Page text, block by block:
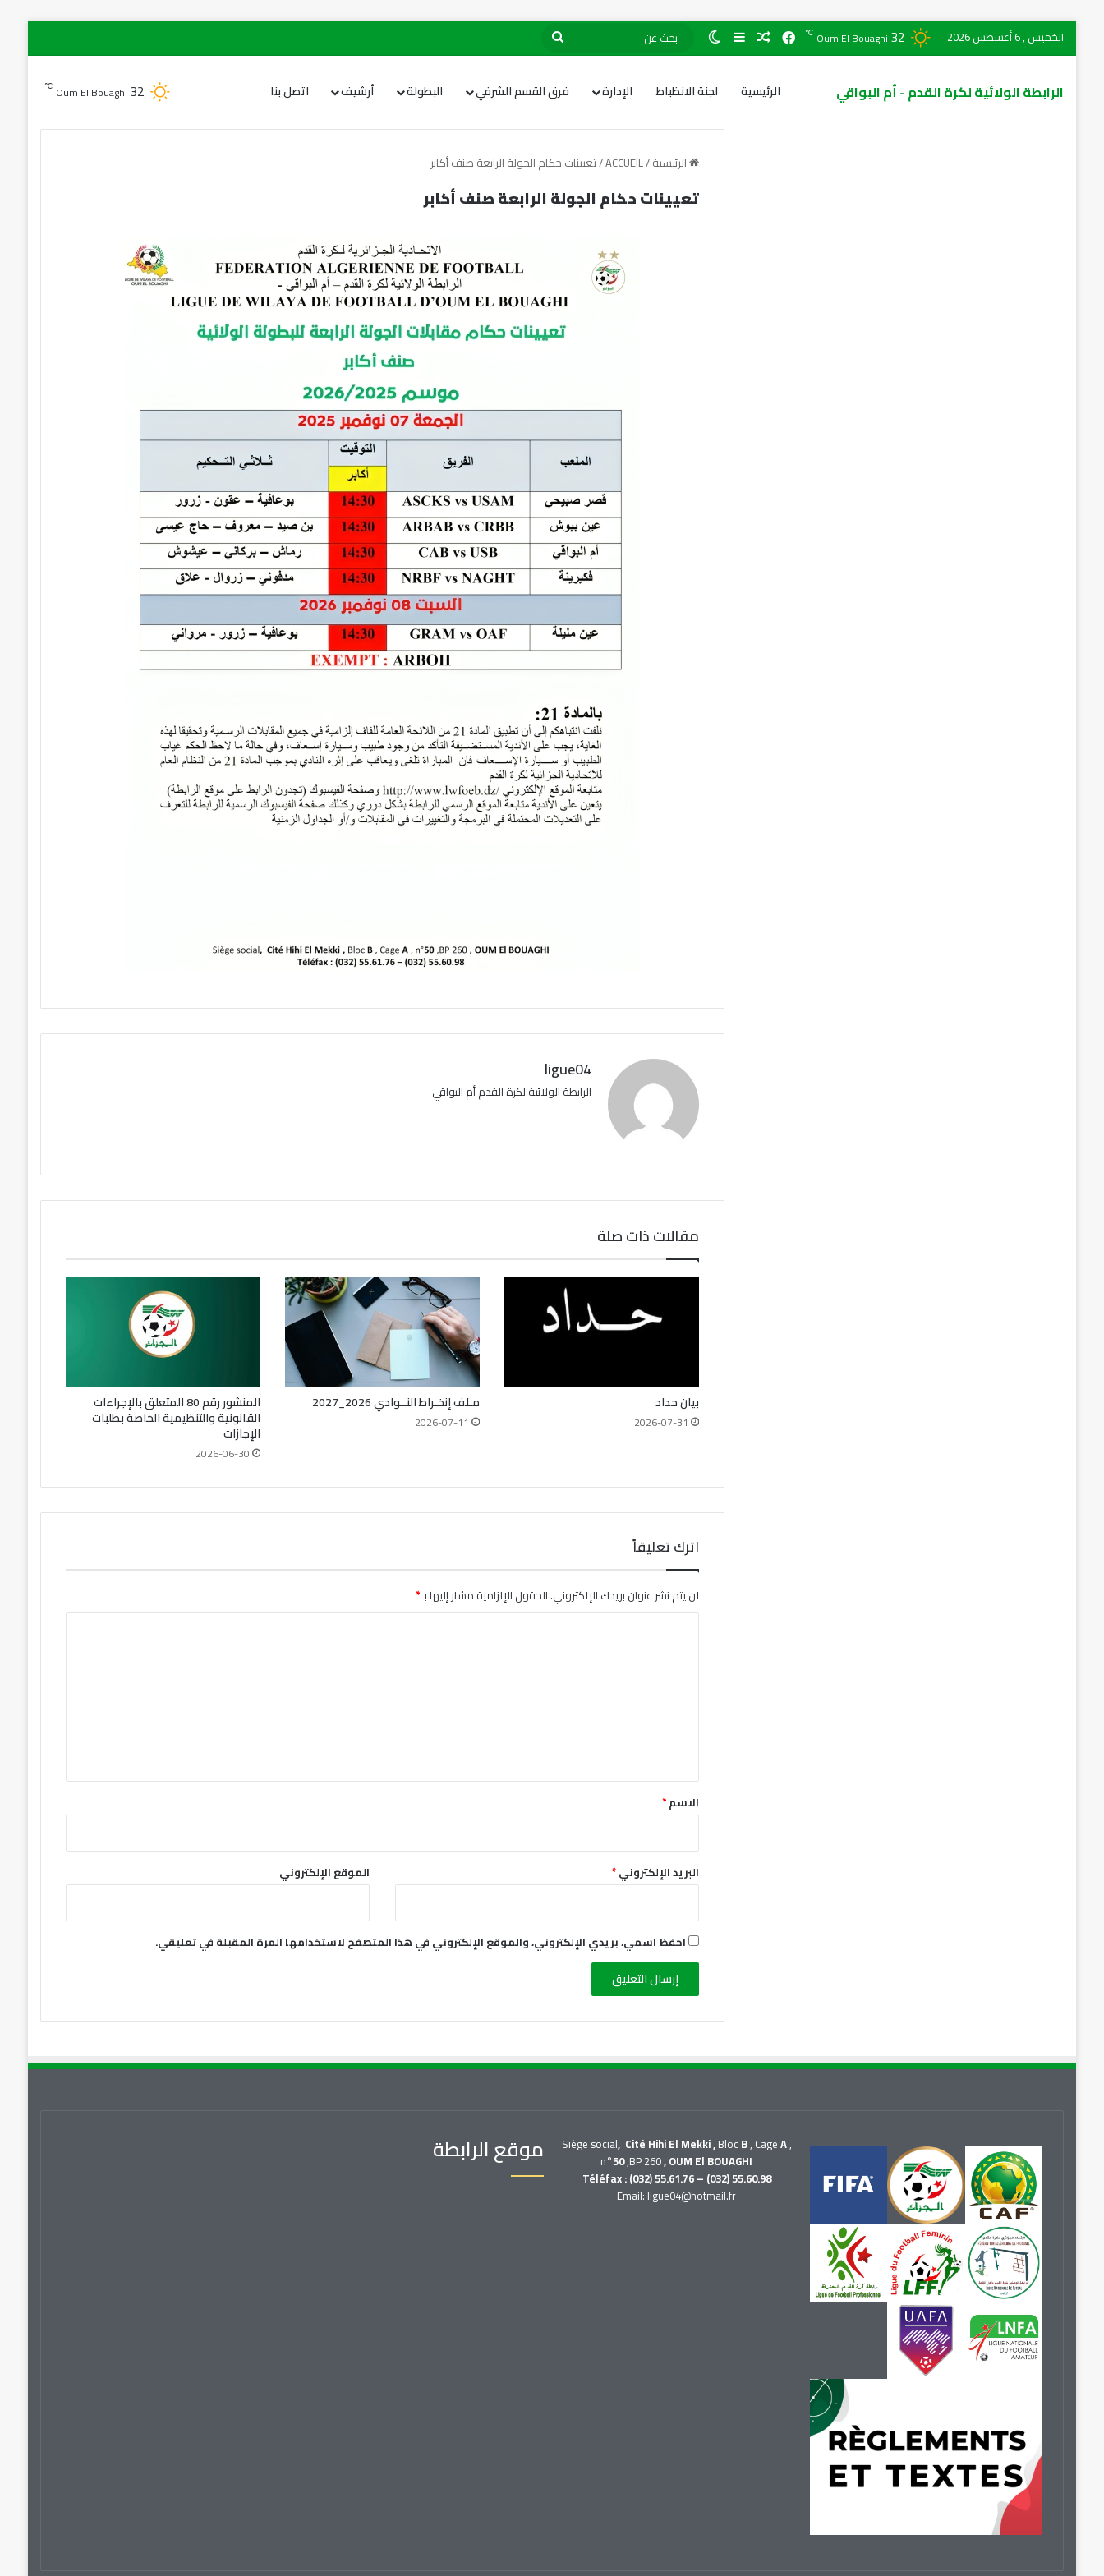
الخميس , 6 أغسطس 2026 Oum El Bouaghi 32
℃
الرابطة الولائية لكرة القدم - أم البواقي الرئيسية لجنة الانظباط الإدارة فرق القسم الشرفي البطولة أرشيف اتصل بنا Oum El Bouaghi 32
℃
الرئيسية/
ACCUEIL
/تعيينات حكام الجولة الرابعة صنف أكابر
تعيينات حكام الجولة الرابعة صنف أكابر
ligue04
الرابطة الولائية لكرة القدم أم البواقي
مقالات ذات صلة
بيان حداد
2026-07-31
مـلف إنخـراط النــوادي 2026_2027
2026-07-11
المنشور رقم 80 المتعلق بالإجراءات
القانونية والتنظيمية الخاصة بطلبات
الإجازات
2026-06-30
اترك تعليقاً
لن يتم نشر عنوان بريدك الإلكتروني.الحقول الإلزامية مشار إليها بـ*
*
الاسم*
البريد الإلكتروني* الموقع الإلكتروني
احفظ اسمي، بريدي الإلكتروني، والموقع الإلكتروني في هذا المتصفح لاستخدامها المرة المقبلة في تعليقي.
Siège social, Cité Hihi El Mekki ,BlocB, CageA,
n°50,BP 260, OUM El BOUAGHI
Téléfax : (032) 55.61.76 – (032) 55.60.98
Email: ligue04@hotmail.fr
موقع الرابطة